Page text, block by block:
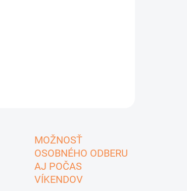
MOŽNOSŤ
OSOBNÉHO ODBERU
AJ POČAS
VÍKENDOV